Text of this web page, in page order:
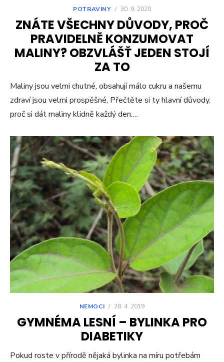
POTRAVINY / 30. 9. 2020
ZNÁTE VŠECHNY DŮVODY, PROČ
PRAVIDELNĚ KONZUMOVAT
MALINY? OBZVLÁŠŤ JEDEN STOJÍ
ZA TO
Maliny jsou velmi chutné, obsahují málo cukru a našemu
zdraví jsou velmi prospěšné. Přečtěte si ty hlavní důvody,
proč si dát maliny klidně každý den.…
NEMOCI / 28. 4. 2019
GYMNÉMA LESNÍ – BYLINKA PRO
DIABETIKY
Pokud roste v přírodě nějaká bylinka na míru potřebám